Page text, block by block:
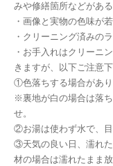
みや修繕箇所などがあ
・画像と実物の色味が
・クリーニング済みの
・お手入れはクリーニ
きますが、以下ご注意下
①色落ちする場合があり
※裏地が白の場合は落
せ。
②お湯は使わず水で、目
③天気の良い日、濡れ
材の場合は濡れたまま